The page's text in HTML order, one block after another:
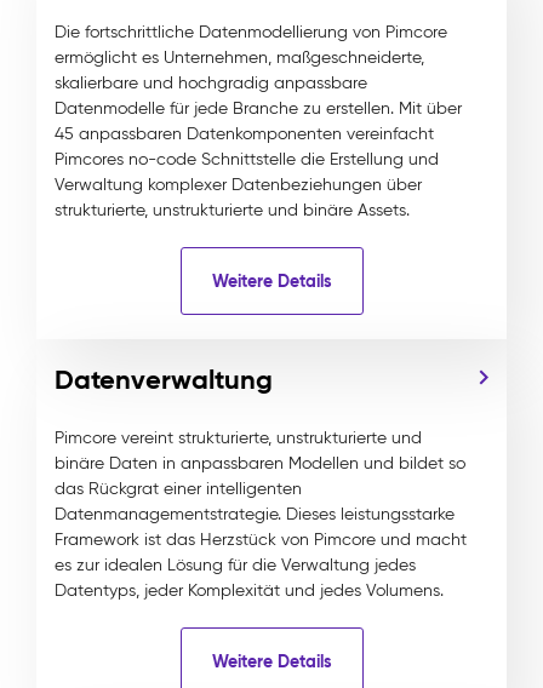
Die fortschrittliche Datenmodellierung von Pimcore
ermöglicht es Unternehmen, maßgeschneiderte,
skalierbare und hochgradig anpassbare
Datenmodelle für jede Branche zu erstellen. Mit über
45 anpassbaren Datenkomponenten vereinfacht
Pimcores no-code Schnittstelle die Erstellung und
Verwaltung komplexer Datenbeziehungen über
strukturierte, unstrukturierte und binäre Assets.
Weitere Details
Datenverwaltung
Pimcore vereint strukturierte, unstrukturierte und
binäre Daten in anpassbaren Modellen und bildet so
das Rückgrat einer intelligenten
Datenmanagementstrategie. Dieses leistungsstarke
Framework ist das Herzstück von Pimcore und macht
es zur idealen Lösung für die Verwaltung jedes
Datentyps, jeder Komplexität und jedes Volumens.
Weitere Details